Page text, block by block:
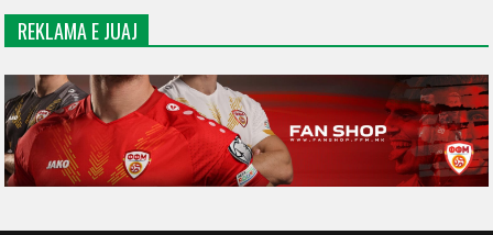
REKLAMA E JUAJ